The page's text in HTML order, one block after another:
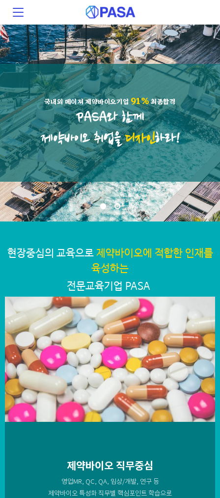
국내외 메이져 제약바이오기업 91%최종합격
PASA와 함께
제약바이오 취업을디자인하라!
현장중심의 교육으로 제약바이오에 적합한 인재를
육성하는
전문교육기업 PASA
제약바이오 직무중심
영업MR, QC, QA, 임상/개발, 연구 등
제약바이오 특성화 직무별 핵심포인트 학습으로